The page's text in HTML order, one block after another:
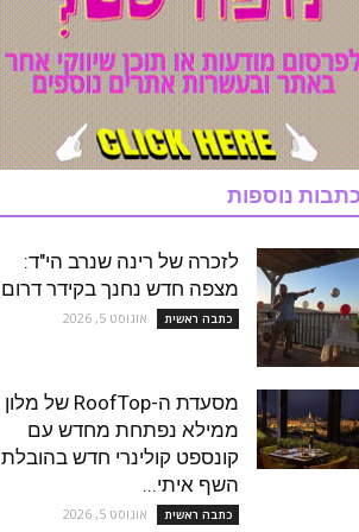
נוספות
לזכרה של רינה שנרב הי"ד:
מצפה חדש נחנך בקידר דרום
כתבה ראשית אוגוסט 5, 2026
מסעדת ה-RoofTop של מלון
ממילא נפתחת מחדש עם
קונספט קולינרי חדש בהובלת
השף איתי...
כתבה ראשית אוגוסט 5, 2026